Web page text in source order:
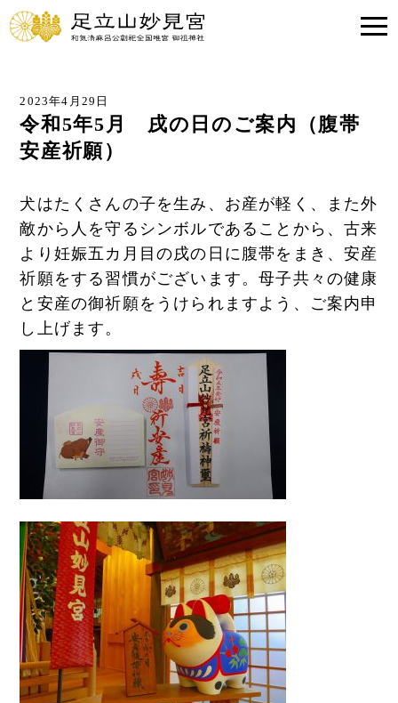
2023年4月29日
令和5年5月 戌の日のご案内（腹帯
安産祈願）
犬はたくさんの子を生み、お産が軽く、また外
敵から人を守るシンボルであることから、古来
より妊娠五カ月目の戌の日に腹帯をまき、安産
祈願をする習慣がございます。母子共々の健康
と安産の御祈願をうけられますよう、ご案内申
し上げます。